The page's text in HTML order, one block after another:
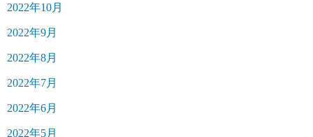
2022年10月
2022年9月
2022年8月
2022年7月
2022年6月
2022年5月